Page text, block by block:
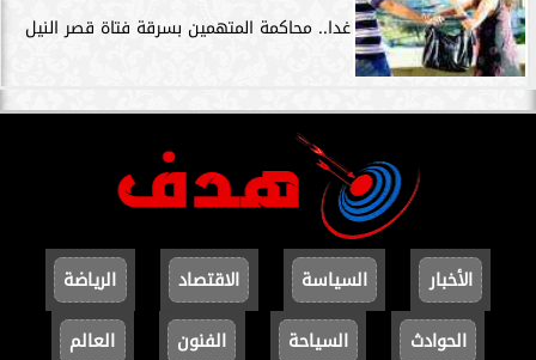
غدا.. محاكمة المتهمين بسرقة فتاة قصر النيل
الأخبار السياسة الاقتصاد
الرياضة
الحوادث
السياحة الفنون
العالم